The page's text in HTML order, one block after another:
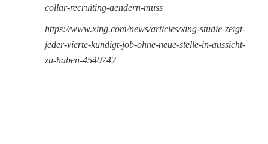
collar-recruiting-aendern-muss
https://www.xing.com/news/articles/xing-studie-zeigt-
jeder-vierte-kundigt-job-ohne-neue-stelle-in-aussicht-
zu-haben-4540742